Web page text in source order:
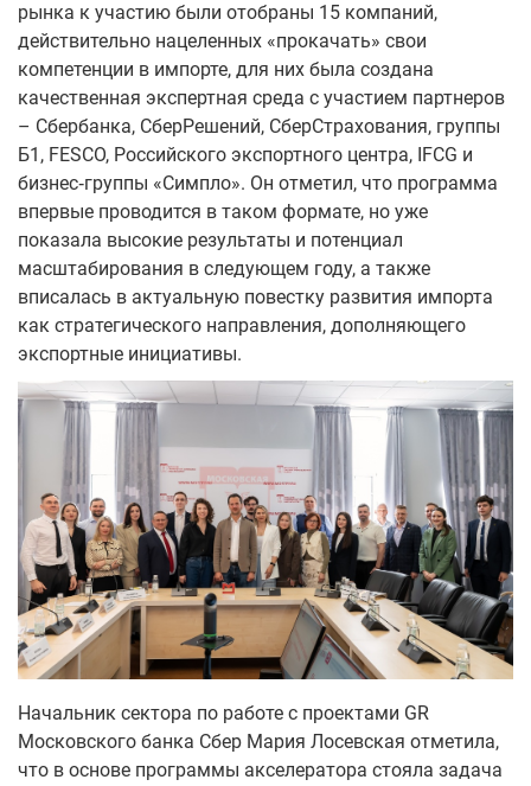
рынка к участию были отобраны 15 компаний,
действительно нацеленных «прокачать» свои
компетенции в импорте, для них была создана
качественная экспертная среда с участием партнеров
– Сбербанка, СберРешений, СберСтрахования, группы
Б1, FESCO, Российского экспортного центра, IFCG и
бизнес‑группы «Симпло». Он отметил, что программа
впервые проводится в таком формате, но уже
показала высокие результаты и потенциал
масштабирования в следующем году, а также
вписалась в актуальную повестку развития импорта
как стратегического направления, дополняющего
экспортные инициативы.
Начальник сектора по работе с проектами GR
Московского банка Сбер Мария Лосевская отметила,
что в основе программы акселератора стояла задача